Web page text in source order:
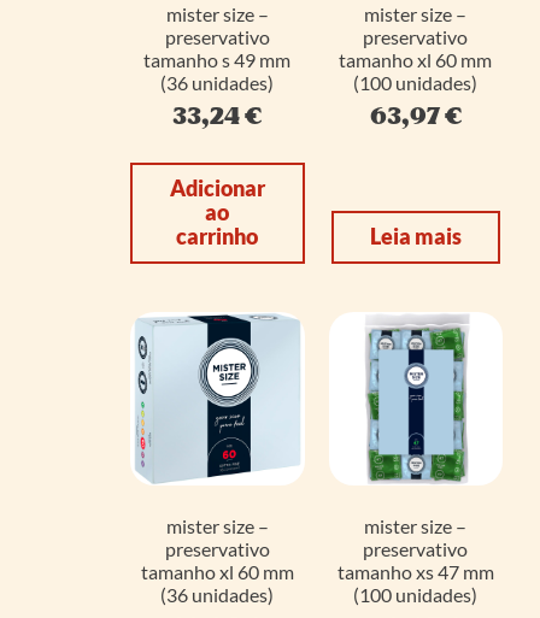
mister size –
preservativo
tamanho s 49 mm
(36 unidades)
33,24€
Adicionar
ao
carrinho
mister size –
preservativo
tamanho xl 60 mm
(100 unidades)
63,97€
Leia mais
mister size –
preservativo
tamanho xl 60 mm
(36 unidades)
mister size –
preservativo
tamanho xs 47 mm
(100 unidades)